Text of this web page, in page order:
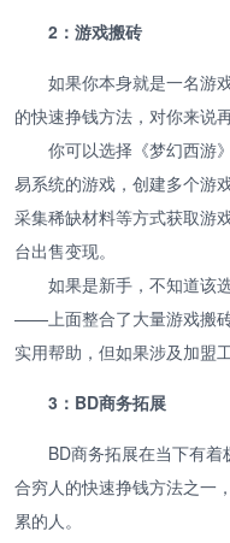
2：游戏搬砖
如果你本身就是一名游
的快速挣钱方法，对你来说
你可以选择《梦幻西游
易系统的游戏，创建多个游
采集稀缺材料等方式获取游
台出售变现。
如果是新手，不知道该
——上面整合了大量游戏搬
实用帮助，但如果涉及加盟
3：BD商务拓展
BD商务拓展在当下有
合穷人的快速挣钱方法之一
累的人。